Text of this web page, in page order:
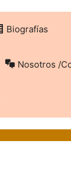
Biografías
Nosotros /